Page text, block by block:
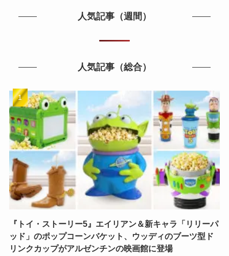
人気記事（週間）
人気記事（総合）
『トイ・ストーリー5』エイリアン＆新キャラ「リリーパ
ッド」のポップコーンバケット、ウッディのブーツ型ド
リンクカップがアルゼンチンの映画館に登場